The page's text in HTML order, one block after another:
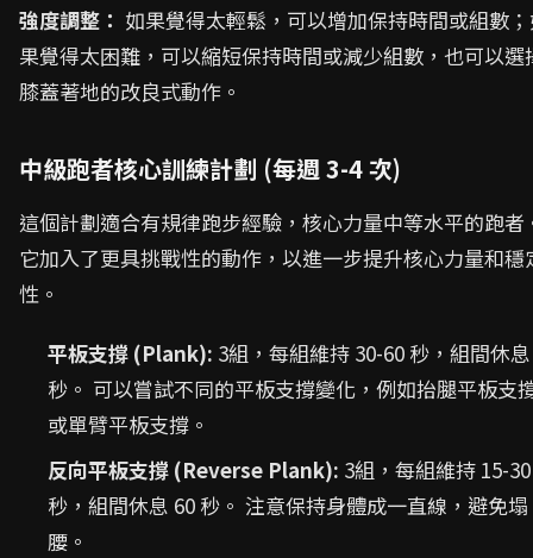
強度調整： 如果覺得太輕鬆，可以增加保持時間或組數
果覺得太困難，可以縮短保持時間或減少組數，也可以選
膝蓋著地的改良式動作。
中級跑者核心訓練計劃 (每週 3-4 次)
這個計劃適合有規律跑步經驗，核心力量中等水平的跑者
它加入了更具挑戰性的動作，以進一步提升核心力量和穩
性。
平板支撐 (Plank): 3組，每組維持 30-60 秒，組間休
秒。 可以嘗試不同的平板支撐變化，例如抬腿平板支
或單臂平板支撐。
反向平板支撐 (Reverse Plank): 3組，每組維持 15-30
秒，組間休息 60 秒。 注意保持身體成一直線，避免塌
腰。